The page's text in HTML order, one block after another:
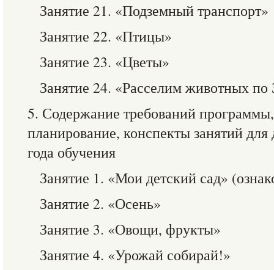
Занятие 21. «Подземный транспорт»
Занятие 22. «Птицы»
Занятие 23. «Цветы»
Занятие 24. «Расселим животных по
5. Содержание требований
планирование, конспекты занятий для
года обучения
Занятие 1. «Мои детский сад»
Занятие 2. «Осень»
Занятие 3. «Овощи, фрукты»
Занятие 4. «Урожай собирай!»